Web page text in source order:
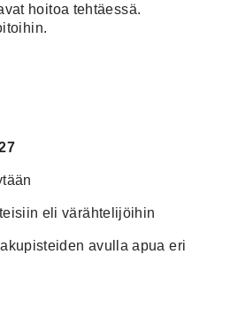
hoitoa tehtäessä.
eli värähtelijöihin
avulla apua eri